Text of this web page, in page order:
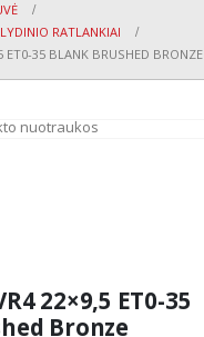
RATLANKIAI
ET0-35 BLANK BRUSHED BRONZE
22×9,5 ET0-35
Bronze